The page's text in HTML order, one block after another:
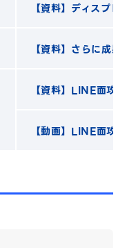
【資料】ディスプ
【資料】さらに成
【資料】LINE面攻
【動画】LINE面攻